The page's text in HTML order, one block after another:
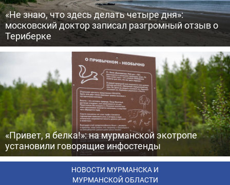
«Не знаю, что здесь делать четыре дня»:
московский доктор записал разгромный отзыв о
Териберке
«Привет, я белка!»: на мурманской экотропе
установили говорящие инфостенды
НОВОСТИ МУРМАНСКА И
МУРМАНСКОЙ ОБЛАСТИ